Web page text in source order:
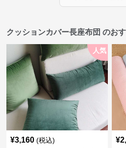
クッションカバー長座布団 のお
人気
¥3,160 (税込) ¥